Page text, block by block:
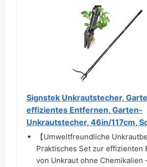
Signstek Unkrautstecher,
effizientes Entfernen, Garten-
Unkrautstecher, 46in/117cm,
【Umweltfreundliche
Praktisches Set zur effizienten
von Unkraut ohne Chemikalien